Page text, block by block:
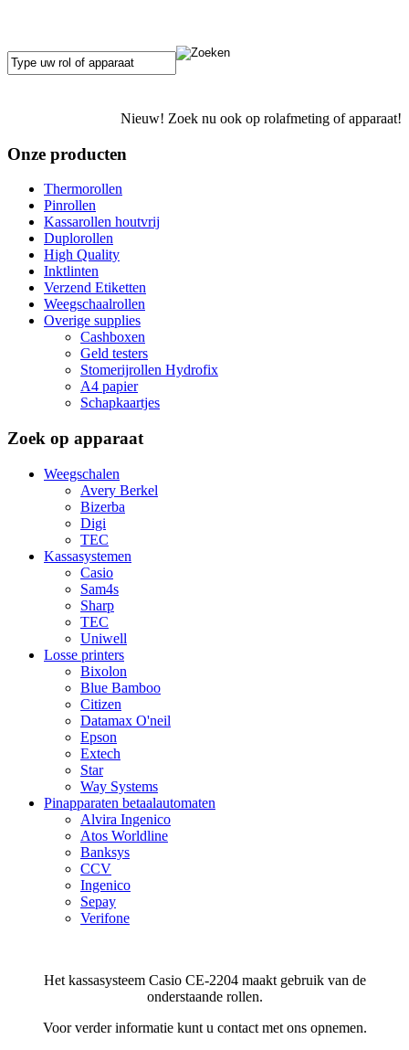
Nieuw! Zoek nu ook op rolafmeting of apparaat!
Onze producten
Thermorollen
Pinrollen
Kassarollen houtvrij
Duplorollen
High Quality
Inktlinten
Verzend Etiketten
Weegschaalrollen
Overige supplies
Cashboxen
Geld testers
Stomerijrollen Hydrofix
A4 papier
Schapkaartjes
Zoek op apparaat
Weegschalen
Avery Berkel
Bizerba
Digi
TEC
Kassasystemen
Casio
Sam4s
Sharp
TEC
Uniwell
Losse printers
Bixolon
Blue Bamboo
Citizen
Datamax O'neil
Epson
Extech
Star
Way Systems
Pinapparaten betaalautomaten
Alvira Ingenico
Atos Worldline
Banksys
CCV
Ingenico
Sepay
Verifone
Het kassasysteem Casio CE-2204 maakt gebruik van de
onderstaande rollen.
Voor verder informatie kunt u contact met ons opnemen.